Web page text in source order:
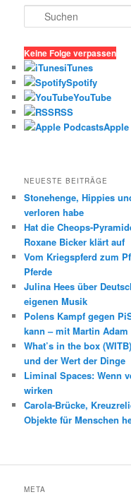
u
h
e
n
Keine Folge verpassen
iTunes
Spotify
YouTube
RSS
NEUESTE BEITRÄGE
Stonehenge, Hippies
verloren habe
Hat die Cheops-
Roxane Bicker klärt auf
Vom Kriegspferd zum
Pferde
Julina Hees über
eigenen Musik
Polens Kampf gegen
kann – mit Martin Adam
What’s in the box
und der Wert der Dinge
Liminal Spaces: Wenn
wirken
Carola-Brücke,
Objekte für Menschen
META